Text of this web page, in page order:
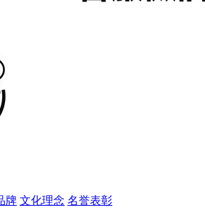
牌 文化理念 名誉表彰